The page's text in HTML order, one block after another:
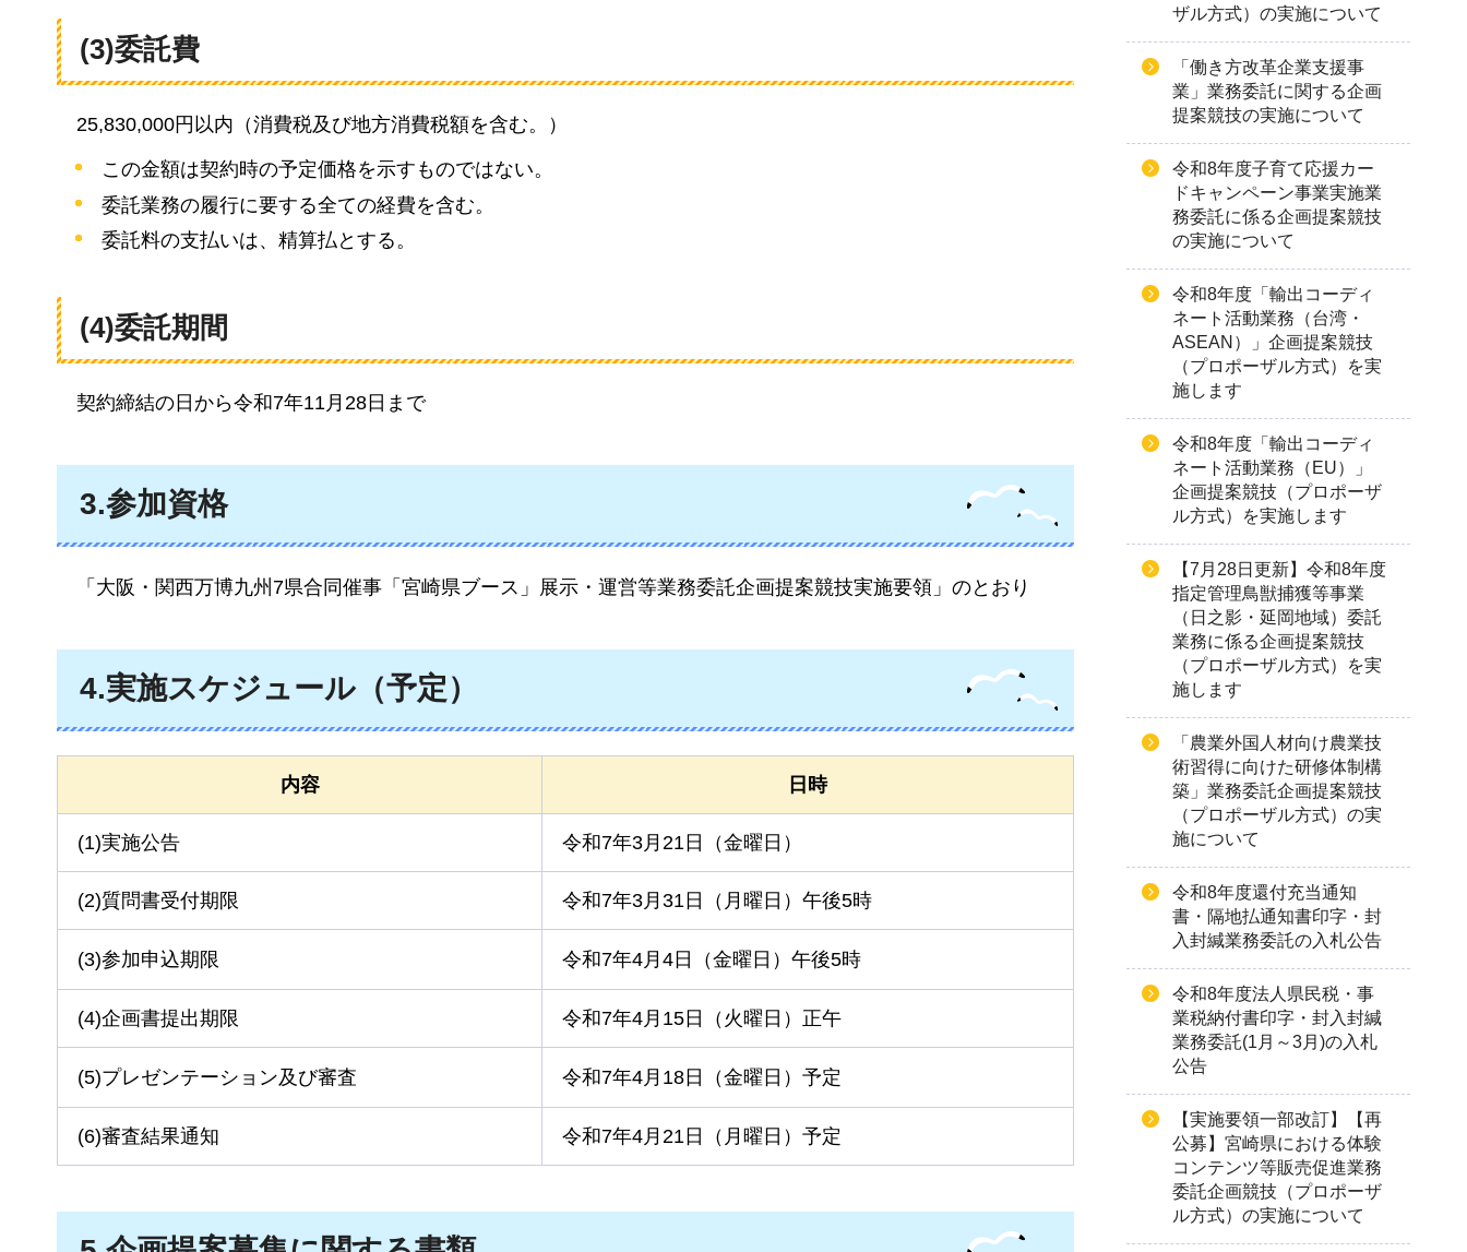
(3)委託費
25,830,000円以内（消費税及び地方消費税額を含む。）
この金額は契約時の予定価格を示すものではない。
委託業務の履行に要する全ての経費を含む。
委託料の支払いは、精算払とする。
(4)委託期間
契約締結の日から令和7年11月28日まで
3.参加資格
「 大阪・関西万博九州7県合同催事「宮崎県ブース」展示・運営等業務委託企画提案競技実施要領」のとおり
4.実施スケジュール（予定）
内容 日時
(1)実施公告 令和7年3月21日（金曜日）
(2)質問書受付期限 令和7年3月31日（月曜日）午後5時
(3)参加申込期限 令和7年4月4日（金曜日）午後5時
(4)企画書提出期限 令和7年4月15日（火曜日）正午
(5)プレゼンテーション及び審査 令和7年4月18日（金曜日）予定
(6)審査結果通知 令和7年4月21日（月曜日）予定
ザル方式）の実施について
「働き方改革企業支援事
業」業務委託に関する企画
提案競技の実施について
令和8年度子育て応援カー
ドキャンペーン事業実施業
務委託に係る企画提案競技
の実施について
令和8年度「輸出コーディ
ネート活動業務（台湾・
ASEAN）」企画提案競技
（プロポーザル方式）を実
施します
令和8年度「輸出コーディ
ネート活動業務（EU）」
企画提案競技（プロポーザ
ル方式）を実施します
【7月28日更新】令和8年度
指定管理鳥獣捕獲等事業
（日之影・延岡地域）委託
業務に係る企画提案競技
（プロポーザル方式）を実
施します
「農業外国人材向け農業技
術習得に向けた研修体制構
築」業務委託企画提案競技
（プロポーザル方式）の実
施について
令和8年度還付充当通知
書・隔地払通知書印字・封
入封緘業務委託の入札公告
令和8年度法人県民税・事
業税納付書印字・封入封緘
業務委託(1月～3月)の入札
公告
【実施要領一部改訂】【再
公募】宮崎県における体験
コンテンツ等販売促進業務
委託企画競技（プロポーザ
ル方式）の実施について